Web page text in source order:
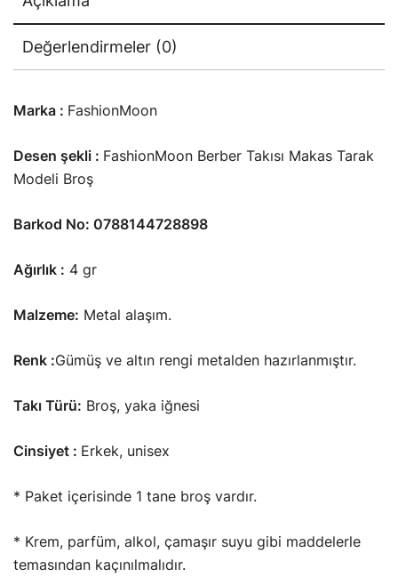
Değerlendirmeler (0)
Marka : FashionMoon
Desen şekli : FashionMoon Berber Takısı Makas Tarak
Modeli Broş
Barkod No: 0788144728898
Ağırlık : 4 gr
Malzeme: Metal alaşım.
Renk :Gümüş ve altın rengi metalden hazırlanmıştır.
Takı Türü: Broş, yaka iğnesi
Cinsiyet : Erkek, unisex
* Paket içerisinde 1 tane broş vardır.
* Krem, parfüm, alkol, çamaşır suyu gibi maddelerle
temasından kaçınılmalıdır.